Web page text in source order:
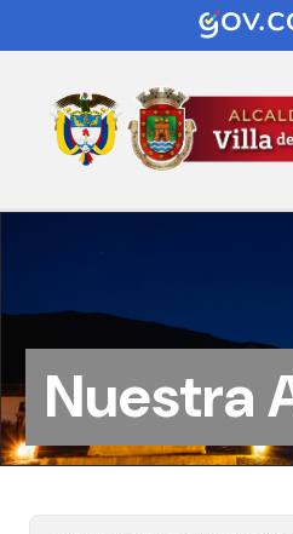
Nuestra